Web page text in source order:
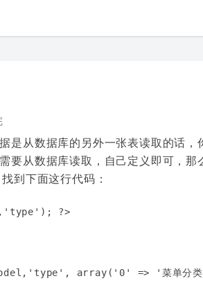
是从数据库的另外一张表读取的话，
要从数据库读取，自己定义即可，
到下面这行代码：